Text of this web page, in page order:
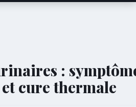
:
cure thermale